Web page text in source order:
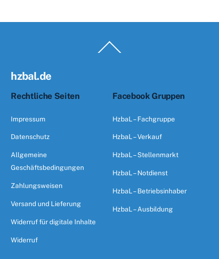
To
hzbal.de
Rechtliche Seiten
Impressum
Datenschutz
Allgemeine
Geschäftsbedingungen
Zahlungsweisen
Versand und Lieferung
Widerruf für digitale Inhalte
Widerruf
Facebook Gruppen
HzbaL – Fachgruppe
HzbaL – Verkauf
HzbaL – Stellenmarkt
HzbaL – Notdienst
HzbaL – Betriebsinhaber
HzbaL – Ausbildung